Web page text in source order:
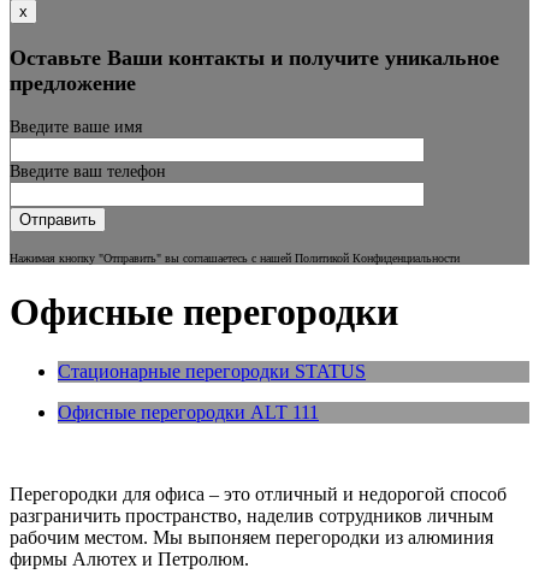
х
Оставьте Ваши контакты и получите уникальное
предложение
Введите ваше имя
Введите ваш телефон
Нажимая кнопку "Отправить" вы соглашаетесь с нашей Политикой Конфиденциальности
Офисные перегородки
Стационарные перегородки STATUS
Офисные перегородки ALT 111
Перегородки для офиса – это отличный и недорогой способ
разграничить пространство, наделив сотрудников личным
рабочим местом. Мы выпоняем перегородки из алюминия
фирмы Алютех и Петролюм.